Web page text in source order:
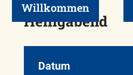
Willkommen
Heiligabend
Datum